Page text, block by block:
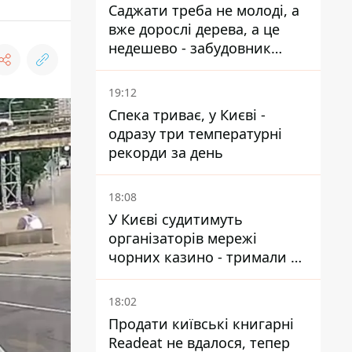
Саджати треба не молоді, а
вже дорослі дерева, а це
недешево - забудовник
Ніконов
19:12
Спека триває, у Києві -
одразу три температурні
рекорди за день
18:08
У Києві судитимуть
організаторів мережі
чорних казино - тримали 39
закладів
18:02
Продати київські книгарні
Readeat не вдалося, тепер